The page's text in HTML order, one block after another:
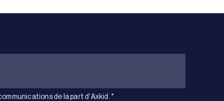
de la part d'Axkid.*